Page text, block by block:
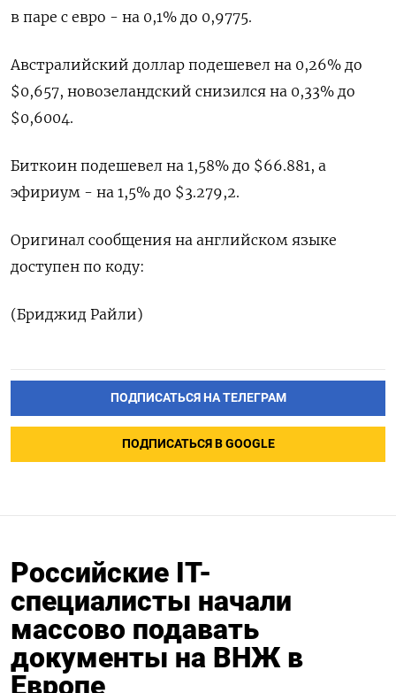
в паре с евро - на 0,1%​ до 0,9775.
Австралийский доллар подешевел на 0,26% до
$0,657, новозеландский снизился на 0,33% до
$0,6004.
Биткоин подешевел на 1,58% до $66.881, а
эфириум - на 1,5% до $3.279,2.
Оригинал сообщения на английском языке
доступен по коду:
(Бриджид Райли)
ПОДПИСАТЬСЯ НА ТЕЛЕГРАМ
ПОДПИСАТЬСЯ В GOOGLE
Российские IT-
специалисты начали
массово подавать
документы на ВНЖ в
Европе